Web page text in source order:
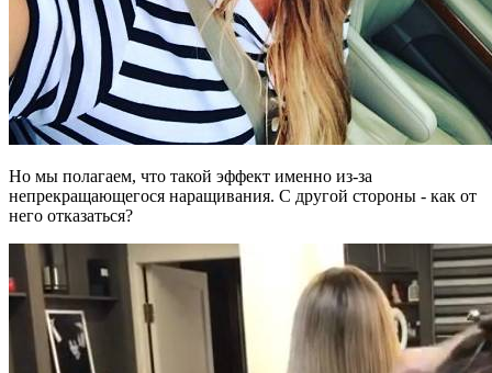
Но мы полагаем, что такой эффект именно из-за
непрекращающегося наращивания. С другой стороны - как от
него отказаться?